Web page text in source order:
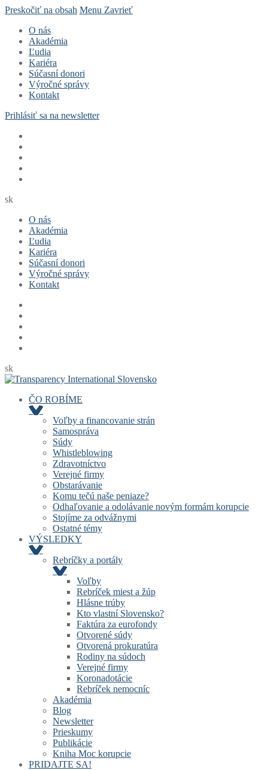
Preskočiť na obsah Menu Zavrieť
O nás
Akadémia
Ľudia
Kariéra
Súčasní donori
Výročné správy
Kontakt
Prihlásiť sa na newsletter
sk
O nás
Akadémia
Ľudia
Kariéra
Súčasní donori
Výročné správy
Kontakt
sk
ČO ROBÍME
Voľby a financovanie strán
Samospráva
Súdy
Whistleblowing
Zdravotníctvo
Verejné firmy
Obstarávanie
Komu tečú naše peniaze?
Odhaľovanie a odolávanie novým formám korupcie
Stojíme za odvážnymi
Ostatné témy
VÝSLEDKY
Rebríčky a portály
Voľby
Rebríček miest a žúp
Hlásne trúby
Kto vlastní Slovensko?
Faktúra za eurofondy
Otvorené súdy
Otvorená prokuratúra
Rodiny na súdoch
Verejné firmy
Koronadotácie
Rebríček nemocníc
Akadémia
Blog
Newsletter
Prieskumy
Publikácie
Kniha Moc korupcie
PRIDAJTE SA!